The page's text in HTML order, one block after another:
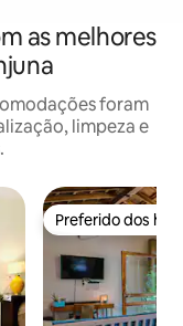
as melhores
foram
limpeza e
Preferido dos
Preferido dos